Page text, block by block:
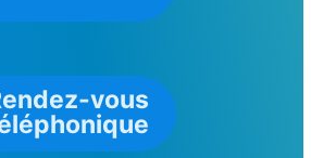
vous